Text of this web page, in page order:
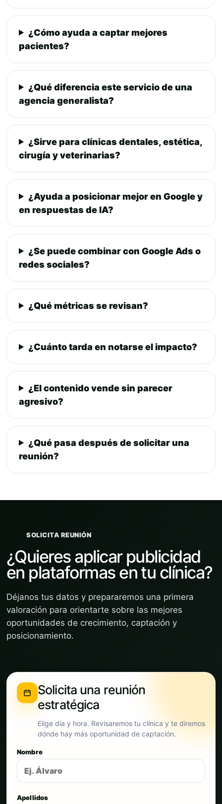
¿Cómo ayuda a captar mejores
pacientes?
¿Qué diferencia este servicio de una
agencia generalista?
¿Sirve para clínicas dentales, estética,
cirugía y veterinarias?
¿Ayuda a posicionar mejor en Google y
en respuestas de IA?
¿Se puede combinar con Google Ads o
redes sociales?
¿Qué métricas se revisan?
¿Cuánto tarda en notarse el impacto?
¿El contenido vende sin parecer
agresivo?
¿Qué pasa después de solicitar una
reunión?
SOLICITA REUNIÓN
¿Quieres aplicar publicidad
en plataformas en tu clínica?
Déjanos tus datos y prepararemos una primera
valoración para orientarte sobre las mejores
oportunidades de crecimiento, captación y
posicionamiento.
Solicita una reunión
estratégica
Elige día y hora. Revisaremos tu clínica y te diremos
dónde hay más oportunidad de captación.
Nombre
Apellidos